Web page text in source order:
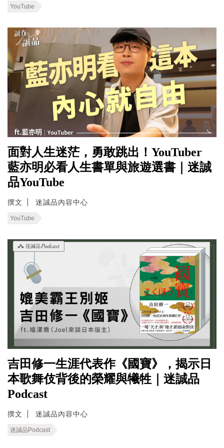
YouTube
面對人生迷茫，勇敢跳出！YouTuber
藍亦明必看人生書單與旅遊選書｜迷誠
品YouTube
撰文 迷誠品內容中心
YouTube
吉田修一生涯代表作《國寶》，揭示日
本歌舞伎背後的榮耀與犧牲｜迷誠品
Podcast
撰文 迷誠品內容中心
迷誠品Podcast